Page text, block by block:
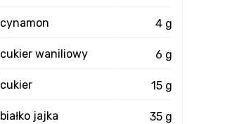
cynamon 4 g
cukier waniliowy 6 g
cukier 15 g
białko jajka 35 g